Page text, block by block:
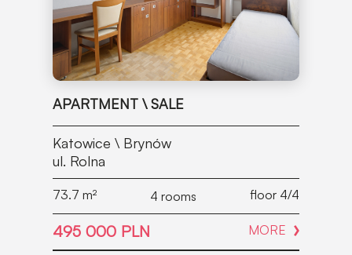
APARTMENT \ SALE
Katowice \ Brynów
ul. Rolna
73.7 m² 4 rooms floor 4/4
495 000 PLN MORE